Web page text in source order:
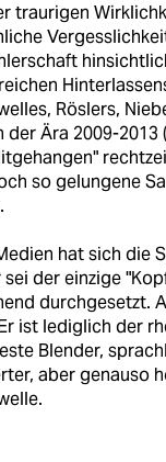
traurigen
Röslers,
der Ära 2009-
so gelungene
hat sich die
der einzige
durchgesetzt.
ist lediglich der
Blender,
aber genauso